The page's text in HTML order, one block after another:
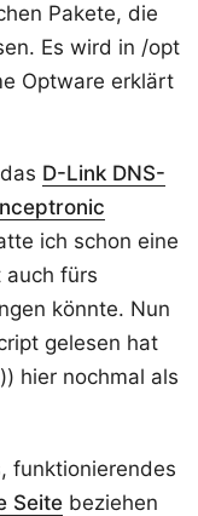
Pakete, die
Es wird in /opt
Optware erklärt
D-Link DNS-
ich schon eine
auch fürs
könnte. Nun
gelesen hat
hier nochmal als
funktionierendes
Seite beziehen